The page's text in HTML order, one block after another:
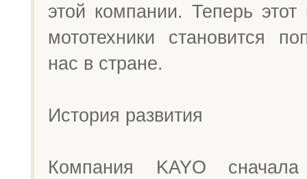
этой компании. Теперь этот
мототехники становится
нас в стране.
История развития
Компания KAYO сначала